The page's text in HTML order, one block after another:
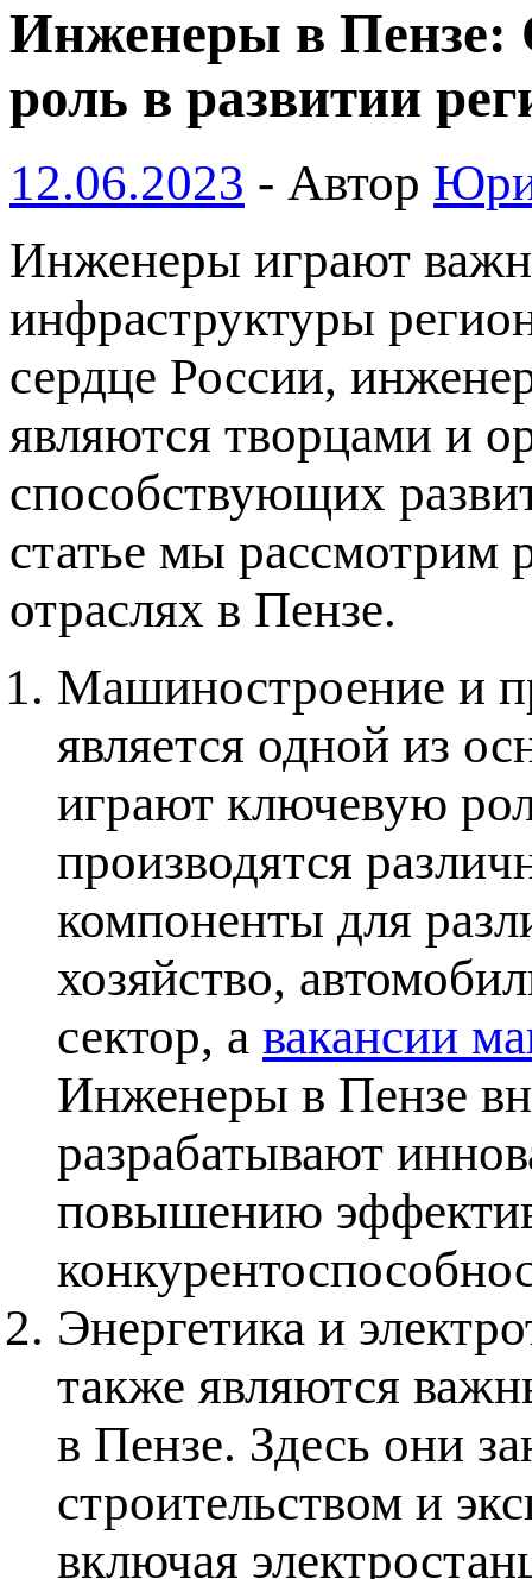
Инженеры в Пензе:
роль в развитии
12.06.2023 - Автор
Инженеры играют
инфраструктуры
сердце России,
являются творцами и
способствующих
статье мы рассмотрим
отраслях в Пензе.
Машиностроение и
является одной из
играют ключевую
производятся
компоненты для
хозяйство,
сектор, а вакансии
Инженеры в Пензе
разрабатывают
повышению
Энергетика и
также являются
в Пензе. Здесь они
строительством и
включая